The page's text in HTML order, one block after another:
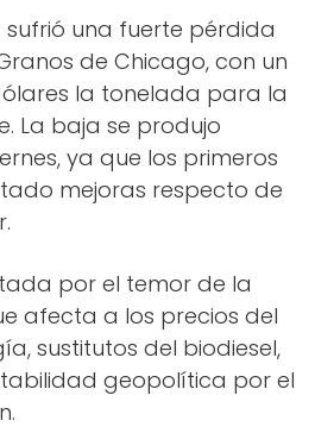
sufrió una fuerte pérdida
de Chicago, con un
la tonelada para la
La baja se produjo
ya que los primeros
mejoras respecto de
por el temor de la
afecta a los precios del
sustitutos del biodiesel,
geopolítica por el